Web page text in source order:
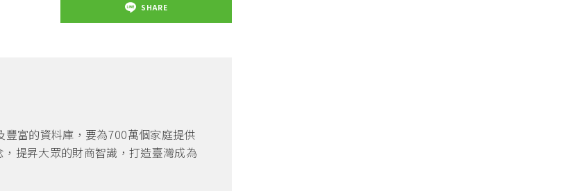
SHARE
富的資料庫，要為700萬個家庭提供
提昇大眾的財商智識，打造臺灣成為